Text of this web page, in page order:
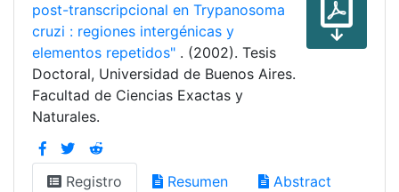
post-transcripcional en Trypanosoma
cruzi : regiones intergénicas y
elementos repetidos" . (2002). Tesis
Doctoral, Universidad de Buenos Aires.
Facultad de Ciencias Exactas y
Naturales.
Registro Resumen Abstract